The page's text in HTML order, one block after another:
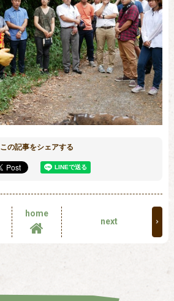
この記事をシェアする
home
next